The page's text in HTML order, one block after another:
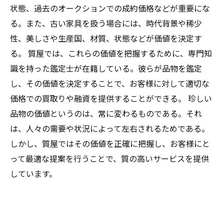
状態、過去のオークションでの成約価格などが重要にな
る。また、古い家具を扱う場合には、時代背景や稀少
性、美しさや生産国、材質、状態などが価値を決定す
る。 質屋では、これらの価値を把握するために、専門知
識を持った鑑定士が在籍している。彼らが品物を鑑定
し、その価値を決定することで、お客様に対して適切な
価格での買取りや融資を提供することができる。 珍しい
品物の価値というのは、常に変わるものである。それ
は、人々の需要や状況によって左右されるためである。
しかし、質屋ではその価値を正確に把握し、お客様にと
って最適な提案を行うことで、質の高いサービスを提供
しています。